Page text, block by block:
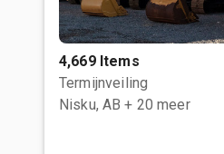
4,669 Items
Termijnveiling
Nisku, AB + 20 meer